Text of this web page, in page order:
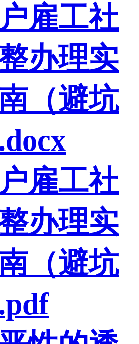
雇工社
办理实
（避坑
雇工社
办理实
（避坑